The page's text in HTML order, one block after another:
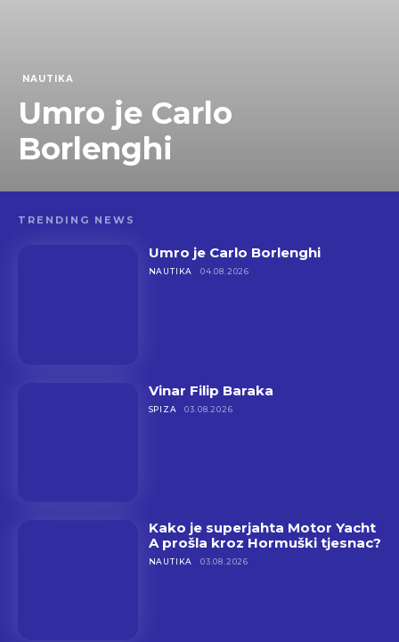
NAUTIKA
Umro je Carlo
Borlenghi
TRENDING NEWS
Umro je Carlo Borlenghi
NAUTIKA 04.08.2026
Vinar Filip Baraka
SPIZA 03.08.2026
Kako je superjahta Motor Yacht
A prošla kroz Hormuški tjesnac?
NAUTIKA 03.08.2026